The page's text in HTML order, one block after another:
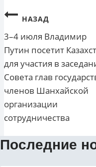
Навигация
по
записям
НАЗАД
3–4 июля Владимир
Путин посетит
для участия в
Совета глав
членов Шанхайской
организации
сотрудничества
Последние